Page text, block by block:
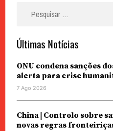
Últimas Notícias
ONU condena sanções
alerta para crise
7 Ago 2026
China | Controlo sobre
novas regras